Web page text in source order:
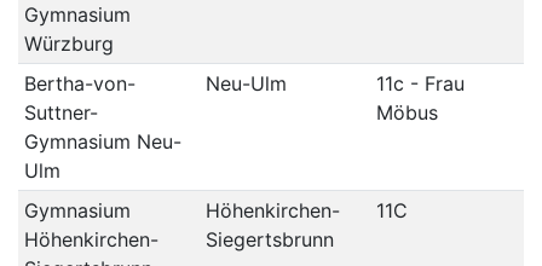
Gymnasium
Würzburg
Bertha-von-
Suttner-
Gymnasium Neu-
Ulm
Neu-Ulm
11c - Frau
Möbus
Gymnasium
Höhenkirchen-
Höhenkirchen-
Siegertsbrunn
11C